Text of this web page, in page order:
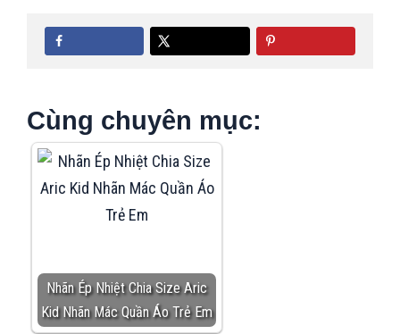
Cùng chuyên mục:
Nhãn Ép Nhiệt Chia Size Aric
Kid Nhãn Mác Quần Áo Trẻ Em